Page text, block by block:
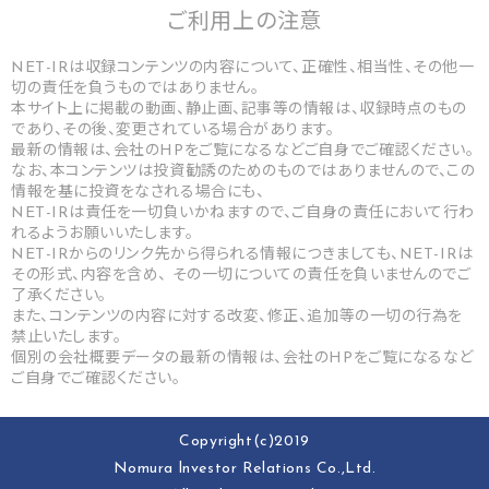
ご利用上の注意
NET-IRは収録コンテンツの内容について、正確性、相当性、その他一
切の責任を負うものではありません。
本サイト上に掲載の動画、静止画、記事等の情報は、収録時点のもの
であり、その後、変更されている場合があります。
最新の情報は、会社のHPをご覧になるなどご自身でご確認ください。
なお、本コンテンツは投資勧誘のためのものではありませんので、この
情報を基に投資をなされる場合にも、
NET-IRは責任を一切負いかねますので、ご自身の責任において行わ
れるようお願いいたします。
NET-IRからのリンク先から得られる情報につきましても、NET-IRは
その形式、内容を含め、 その一切についての責任を負いませんのでご
了承ください。
また、コンテンツの内容に対する改変、修正、追加等の一切の行為を
禁止いたします。
個別の会社概要データの最新の情報は、会社のHPをご覧になるなど
ご自身でご確認ください。
Copyright(c)2019
Nomura lnvestor Relations Co.,Ltd.